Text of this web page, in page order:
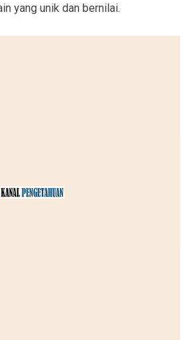
yang unik dan bernilai.